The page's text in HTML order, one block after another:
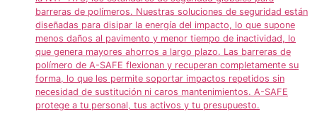
barreras de polímeros. Nuestras soluciones de seguridad están
diseñadas para disipar la energía del impacto, lo que supone
menos daños al pavimento y menor tiempo de inactividad, lo
que genera mayores ahorros a largo plazo. Las barreras de
polímero de A-SAFE flexionan y recuperan completamente su
forma, lo que les permite soportar impactos repetidos sin
necesidad de sustitución ni caros mantenimientos. A-SAFE
protege a tu personal, tus activos y tu presupuesto.